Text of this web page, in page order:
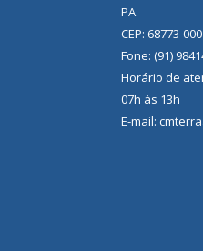
PA.
CEP: 68773-000
Fone: (91)
Horário de
07h às 13h
E-mail: